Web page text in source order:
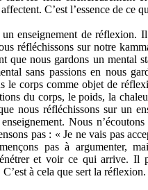
C’est l’essence de
enseignement de réflexion.
réfléchissons sur notre
que nous gardons un mental
sans passions en nous
le corps comme objet de
du corps, le poids, la
nous réfléchissons sur un
Nous
pas : « Je ne vais pas
pas à argumenter,
et voir ce qui arrive. Il
à cela que sert la réflexion.